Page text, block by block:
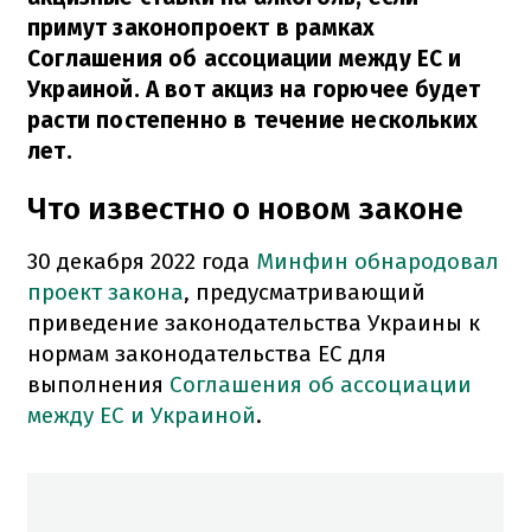
примут законопроект в рамках
Соглашения об ассоциации между ЕС и
Украиной. А вот акциз на горючее будет
расти постепенно в течение нескольких
лет.
Что известно о новом законе
30 декабря 2022 года Минфин обнародовал
проект закона, предусматривающий
приведение законодательства Украины к
нормам законодательства ЕС для
выполнения Соглашения об ассоциации
между ЕС и Украиной.